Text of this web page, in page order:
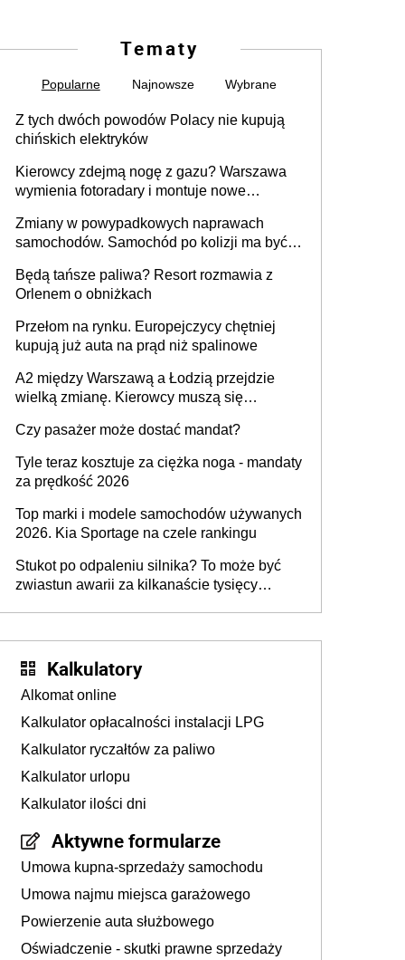
Tematy
Popularne Najnowsze Wybrane
Z tych dwóch powodów Polacy nie kupują
chińskich elektryków
Kierowcy zdejmą nogę z gazu? Warszawa
wymienia fotoradary i montuje nowe
Zmiany w powypadkowych naprawach
samochodów. Samochód po kolizji ma być
technologią producenta
Będą tańsze paliwa? Resort rozmawia z
Orlenem o obniżkach
Przełom na rynku. Europejczycy chętniej
kupują już auta na prąd niż spalinowe
A2 między Warszawą a Łodzią przejdzie
wielką zmianę. Kierowcy muszą się
Czy pasażer może dostać mandat?
Tyle teraz kosztuje za ciężka noga - mandaty
za prędkość 2026
Top marki i modele samochodów używanych
2026. Kia Sportage na czele rankingu
Stukot po odpaleniu silnika? To może być
zwiastun awarii za kilkanaście tysięcy
Kalkulatory
Alkomat online
Kalkulator opłacalności instalacji LPG
Kalkulator ryczałtów za paliwo
Kalkulator urlopu
Kalkulator ilości dni
Aktywne formularze
Umowa kupna-sprzedaży samochodu
Umowa najmu miejsca garażowego
Powierzenie auta służbowego
Oświadczenie - skutki prawne sprzedaży